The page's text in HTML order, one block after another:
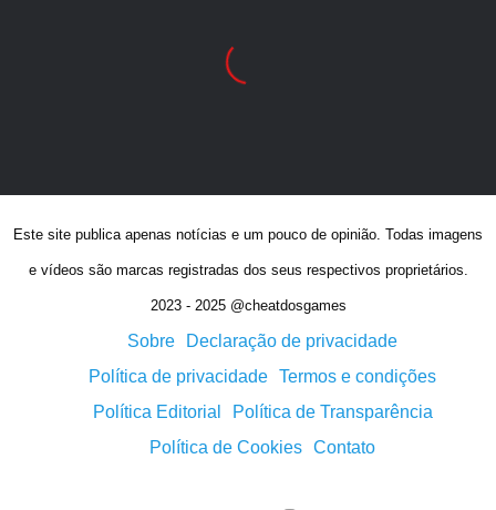
Este site publica apenas notícias e um pouco de opinião. Todas imagens
e vídeos são marcas registradas dos seus respectivos proprietários.
2023 - 2025 @cheatdosgames
Sobre
Declaração de privacidade
Política de privacidade Termos e condições
Política Editorial
Política de Transparência
Política de Cookies Contato